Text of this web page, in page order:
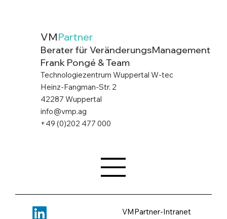
VMPartner
Berater für VeränderungsManagement
Frank Pongé & Team
Technologiezentrum Wuppertal W-tec
Heinz-Fangman-Str. 2
42287 Wuppertal
info@vmp.ag
+49 (0)202 477 000
VMPartner-Intranet